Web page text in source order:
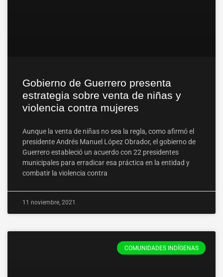
Gobierno de Guerrero presenta
estrategia sobre venta de niñas y
violencia contra mujeres
Aunque la venta de niñas no sea la regla, como afirmó el
presidente Andrés Manuel López Obrador, el gobierno de
Guerrero estableció un acuerdo con 22 presidentes
municipales para erradicar esa práctica en la entidad y
combatir la violencia contra
11 noviembre, 2021
COMUNIDADES INDÍGENAS